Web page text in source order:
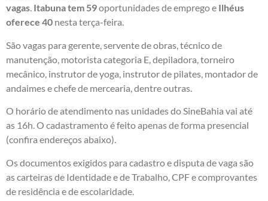
vagas. Itabuna tem 59oportunidades de emprego e Ilhéus
oferece 40 nesta terça-feira.
São vagas para gerente, servente de obras, técnico de
manutenção, motorista categoria E, depiladora, torneiro
mecânico, instrutor de yoga, instrutor de pilates, montador de
andaimes e chefe de mercearia, dentre outras.
O horário de atendimento nas unidades do SineBahia vai até
as 16h. O cadastramento é feito apenas de forma presencial
(confira endereços abaixo).
Os documentos exigidos para cadastro e disputa de vaga são
as carteiras de Identidade e de Trabalho, CPF e comprovantes
de residência e de escolaridade.